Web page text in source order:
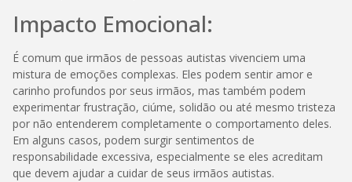
Impacto Emocional:
É comum que irmãos de pessoas autistas vivenciem uma
mistura de emoções complexas. Eles podem sentir amor e
carinho profundos por seus irmãos, mas também podem
experimentar frustração, ciúme, solidão ou até mesmo tristeza
por não entenderem completamente o comportamento deles.
Em alguns casos, podem surgir sentimentos de
responsabilidade excessiva, especialmente se eles acreditam
que devem ajudar a cuidar de seus irmãos autistas.